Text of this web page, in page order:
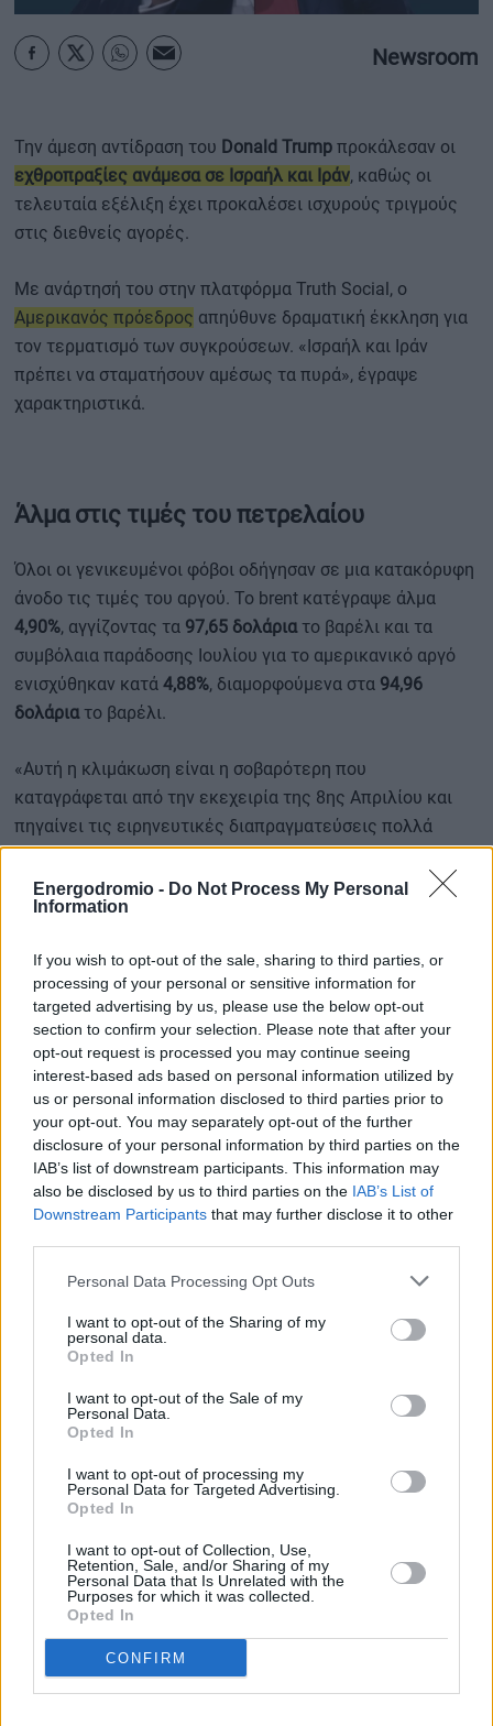
Energodromio - Do Not Process My Personal
Information
If you wish to opt-out of the sale, sharing to third parties, or
processing of your personal or sensitive information for
targeted advertising by us, please use the below opt-out
section to confirm your selection. Please note that after your
opt-out request is processed you may continue seeing
interest-based ads based on personal information utilized by
us or personal information disclosed to third parties prior to
your opt-out. You may separately opt-out of the further
disclosure of your personal information by third parties on the
IAB’s list of downstream participants. This information may
also be disclosed by us to third parties on the IAB’s List of
Downstream Participants that may further disclose it to other
Personal Data Processing Opt Outs
I want to opt-out of the Sharing of my
personal data.
Opted In
I want to opt-out of the Sale of my
Personal Data.
Opted In
I want to opt-out of processing my
Personal Data for Targeted Advertising.
Opted In
I want to opt-out of Collection, Use,
Retention, Sale, and/or Sharing of my
Personal Data that Is Unrelated with the
Purposes for which it was collected.
Opted In
CONFIRM
ΟΡΟΙ ΧΡΗΣΗΣ
Newsroom
Την άμεση αντίδραση του Donald Trump προκάλεσαν οι
εχθροπραξίες ανάμεσα σε Ισραήλ και Ιράν, καθώς οι
τελευταία εξέλιξη έχει προκαλέσει ισχυρούς τριγμούς
στις διεθνείς αγορές.
Με ανάρτησή του στην πλατφόρμα Truth Social, ο
Αμερικανός πρόεδρος απηύθυνε δραματική έκκληση για
τον τερματισμό των συγκρούσεων. «Ισραήλ και Ιράν
πρέπει να σταματήσουν αμέσως τα πυρά», έγραψε
χαρακτηριστικά.
Άλμα στις τιμές του πετρελαίου
Όλοι οι γενικευμένοι φόβοι οδήγησαν σε μια κατακόρυφη
άνοδο τις τιμές του αργού. Το brent κατέγραψε άλμα
4,90%, αγγίζοντας τα 97,65 δολάριατο βαρέλι και τα
συμβόλαια παράδοσης Ιουλίου για το αμερικανικό αργό
ενισχύθηκαν κατά 4,88%, διαμορφούμενα στα 94,96
δολάριατο βαρέλι.
«Αυτή η κλιμάκωση είναι η σοβαρότερη που
καταγράφεται από την εκεχειρία της 8ης Απριλίου και
πηγαίνει τις ειρηνευτικές διαπραγματεύσεις πολλά
βήματα πίσω», σχολίασε ο Άρνε Λόμαν Ράσμουσεν,
αναλυτής της Global Risk Management.
Περισσότερες ειδήσεις
Νορβηγία: «Πυρετός» επενδύσεων από τις πετρελαϊκές
εταιρείες την επόμενη διετία
«Άλμα» 4,9% στις τιμές πετρελαίου μετά την ανταλλαγή
πυρών μεταξύ Ισραήλ και Ιράν
«Θα μπορούσαμε να διπλασιάσουμε τα πετρελαϊκά
έσοδα» – Το Ιράν ανεβάζει ξανά την πίεση στα Στενά του
Ορμούζ
ΔΙΑΒΑΣΤΕ ΕΠΙΣΗΣ
Είσαι το μεγαλύτερο ή το
μικρότερο παιδί; – Πώς
επηρεάζεται η υγεία σου
Το νέο
Βρετανών –